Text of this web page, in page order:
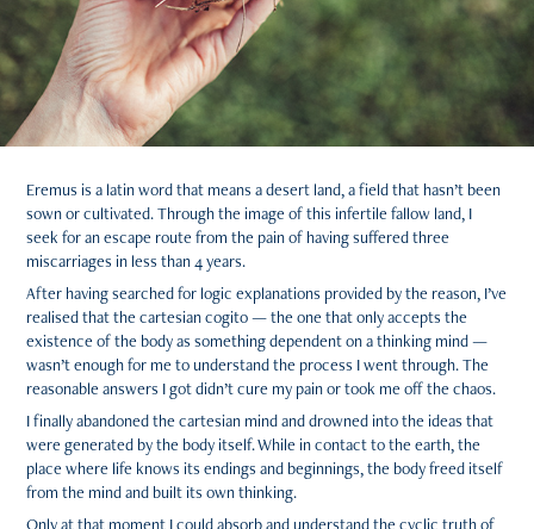
Eremus is a latin word that means a desert land, a field that hasn’t been
sown or cultivated. Through the image of this infertile fallow land, I
seek for an escape route from the pain of having suffered three
miscarriages in less than 4 years.
After having searched for logic explanations provided by the reason, I’ve
realised that the cartesian cogito — the one that only accepts the
existence of the body as something dependent on a thinking mind —
wasn’t enough for me to understand the process I went through. The
reasonable answers I got didn’t cure my pain or took me off the chaos.
I finally abandoned the cartesian mind and drowned into the ideas that
were generated by the body itself. While in contact to the earth, the
place where life knows its endings and beginnings, the body freed itself
from the mind and built its own thinking.
Only at that moment I could absorb and understand the cyclic truth of